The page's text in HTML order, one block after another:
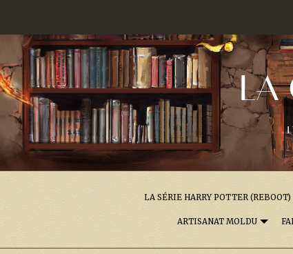
LA
LA SÉRIE HARRY POTTER (REBOOT)
ARTISANAT MOLDU